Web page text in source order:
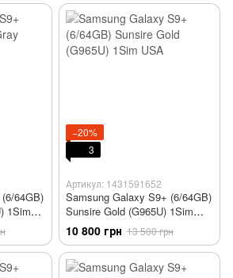
64GB)
1Sim
−20%
3
Артикул: 1431591652
Samsung Galaxy S9+ (6/64GB)
Sunsire Gold (G965U) 1Sim
USA
10 800 грн 13 500 грн